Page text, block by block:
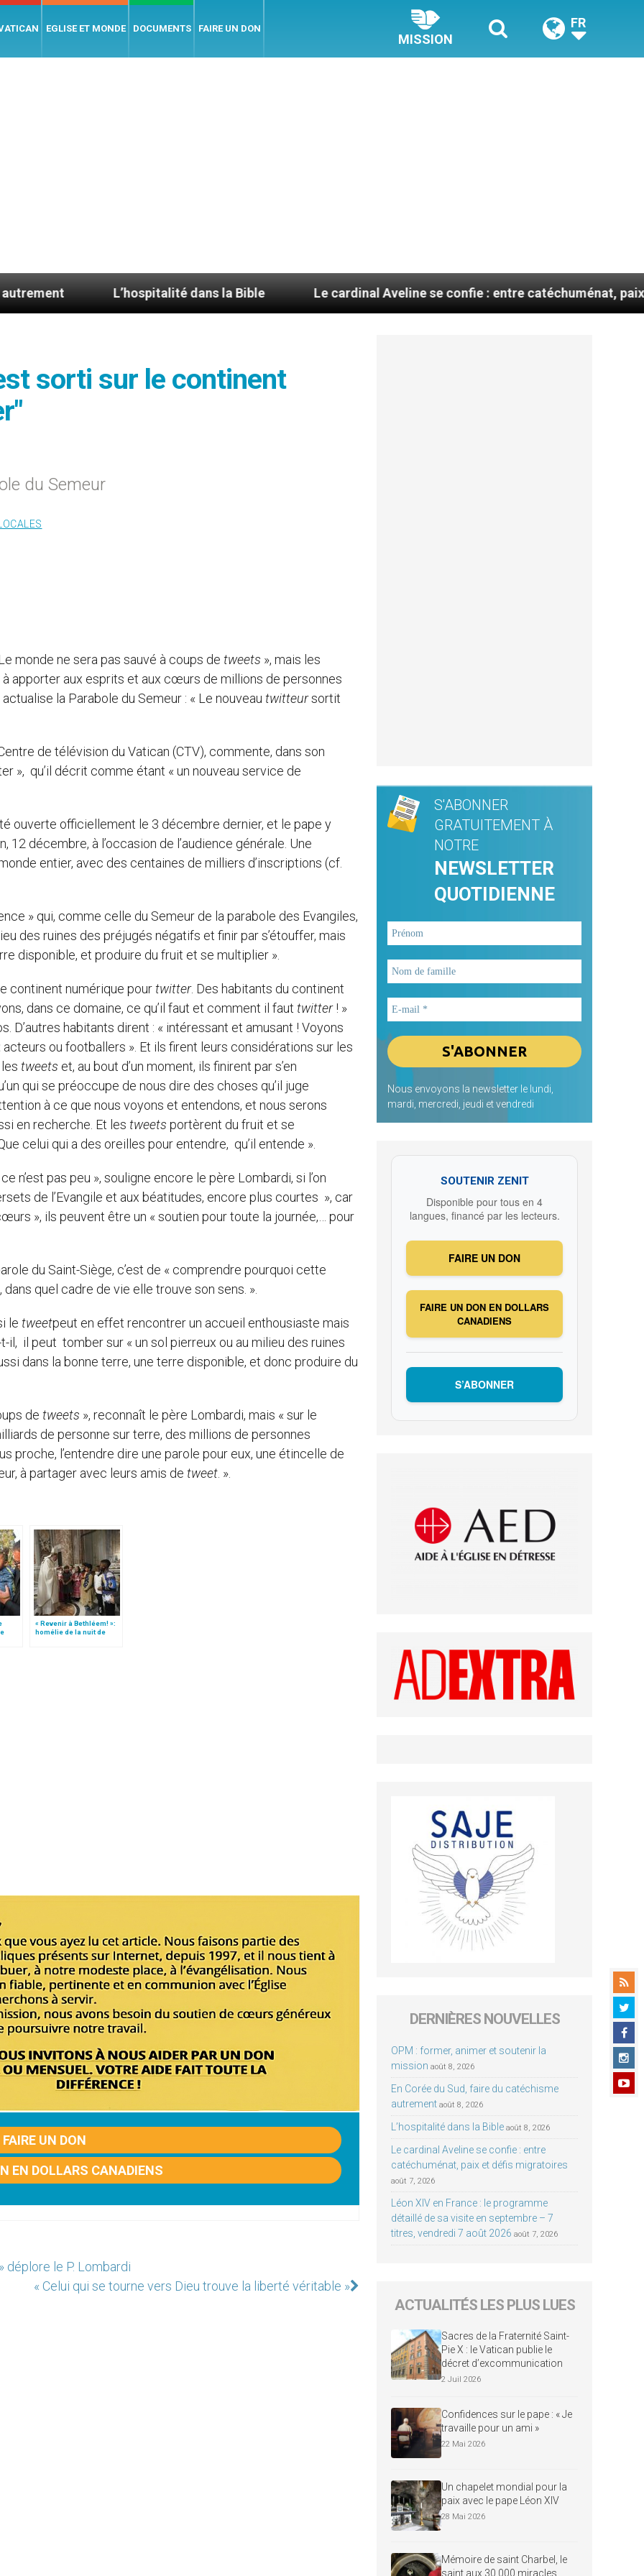
EGLISE ET MONDE DOCUMENTS FAIRE UN DON
MISSION
FR
L’hospitalité dans la Bible Le cardinal Aveline se confie : entre catéchuménat, paix et défis
sorti sur le continent
du Semeur
monde ne sera pas sauvé à coups de tweets », mais les
apporter aux esprits et aux cœurs de millions de personnes
la Parabole du Semeur : « Le nouveau twitteursortit
de télévision du Vatican (CTV), commente, dans son
», qu’il décrit comme étant « un nouveau service de
ouverte officiellement le 3 décembre dernier, et le pape y
décembre, à l’occasion de l’audience générale. Une
entier, avec des centaines de milliers d’inscriptions (cf.
» qui, comme celle du Semeur de la parabole des Evangiles,
des ruines des préjugés négatifs et finir par s’étouffer, mais
disponible, et produire du fruit et se multiplier ».
continent numérique pourtwitter. Des habitants du continent
dans ce domaine, ce qu’il faut et comment il faut twitter! »
D’autres habitants dirent : « intéressant et amusant ! Voyons
acteurs ou footballers ». Et ils firent leurs considérations sur les
tweets et, au bout d’un moment, ils finirent par s’en
qui se préoccupe de nous dire des choses qu’il juge
à ce que nous voyons et entendons, et nous serons
en recherche. Et les tweets portèrent du fruit et se
celui qui a des oreilles pour entendre, qu’il entende ».
n’est pas peu », souligne encore le père Lombardi, si l’on
de l’Evangile et aux béatitudes, encore plus courtes », car
», ils peuvent être un « soutien pour toute la journée,… pour
du Saint-Siège, c’est de « comprendre pourquoi cette
quel cadre de vie elle trouve son sens. ».
le tweetpeut en effet rencontrer un accueil enthousiaste mais
il, il peut tomber sur « un sol pierreux ou au milieu des ruines
dans la bonne terre, une terre disponible, et donc produire du
de tweets », reconnaît le père Lombardi, mais « sur le
de personne sur terre, des millions de personnes
proche, l’entendre dire une parole pour eux, une étincelle de
à partager avec leurs amis de tweet . ».
« Revenir à Bethléem! »:
homélie de la nuit de
Noël (texte complet)
FAIRE UN DON
EN DOLLARS CANADIENS
déplore le P. Lombardi
« Celui qui se tourne vers Dieu trouve la liberté véritable »
S'ABONNER
GRATUITEMENT À
NOTRE
NEWSLETTER
QUOTIDIENNE
Nous envoyons la newsletter le lundi,
mardi, mercredi, jeudi et vendredi
SOUTENIR ZENIT
Disponible pour tous en 4
langues, financé par les lecteurs.
FAIRE UN DON
FAIRE UN DON EN DOLLARS
CANADIENS
S’ABONNER
DERNIÈRES NOUVELLES
OPM : former, animer et soutenir la
mission août 8, 2026
En Corée du Sud, faire du catéchisme
autrement août 8, 2026
L’hospitalité dans la Bible août 8, 2026
Le cardinal Aveline se confie : entre
catéchuménat, paix et défis migratoires
août 7, 2026
Léon XIV en France : le programme
détaillé de sa visite en septembre – 7
titres, vendredi 7 août 2026 août 7, 2026
ACTUALITÉS LES PLUS LUES
Sacres de la Fraternité Saint-
Pie X : le Vatican publie le
décret d’excommunication
2 Juil 2026
Confidences sur le pape : « Je
travaille pour un ami »
22 Mai 2026
Un chapelet mondial pour la
paix avec le pape Léon XIV
28 Mai 2026
Mémoire de saint Charbel, le
saint aux 30 000 miracles